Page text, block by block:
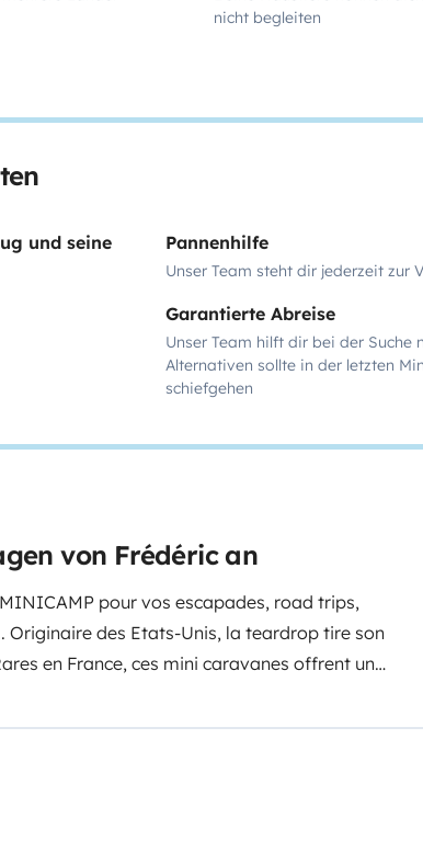
nicht begleiten
und seine
Pannenhilfe
Unser Team steht dir jederzeit zur
Garantierte Abreise
Unser Team hilft dir bei der Suche
Alternativen sollte in der letzten
schiefgehen
von Frédéric an
pour vos escapades, road trips,
Originaire des Etats-Unis, la teardrop tire son
en France, ces mini caravanes offrent un
fonctionnel, le look vintage en + !
homologué galvanisé : longueur = 340 cm
peu affectée.